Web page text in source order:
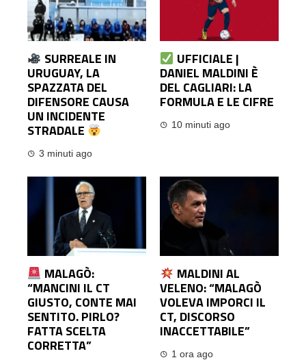
SURREALE IN
URUGUAY, LA
SPAZZATA DEL
DIFENSORE CAUSA
UN INCIDENTE
STRADALE
3 minuti ago
UFFICIALE |
DANIEL MALDINI È
DEL CAGLIARI: LA
FORMULA E LE CIFRE
10 minuti ago
MALAGÒ:
“MANCINI IL CT
GIUSTO, CONTE MAI
SENTITO. PIRLO?
FATTA SCELTA
CORRETTA”
MALDINI AL
VELENO: “MALAGÒ
VOLEVA IMPORCI IL
CT, DISCORSO
INACCETTABILE”
1 ora ago